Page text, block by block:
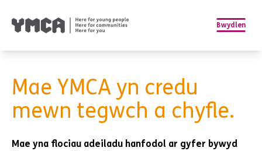
Bwydlen
Mae YMCA yn credu
mewn tegwch a chyfle.
Mae yna flociau adeiladu hanfodol ar gyfer bywyd